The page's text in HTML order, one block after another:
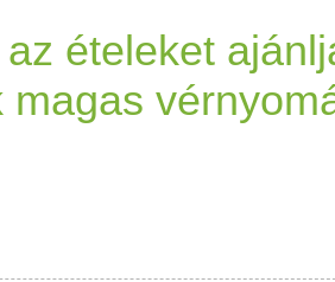
hússal vagy
tejjel etették-
ételeket
magas